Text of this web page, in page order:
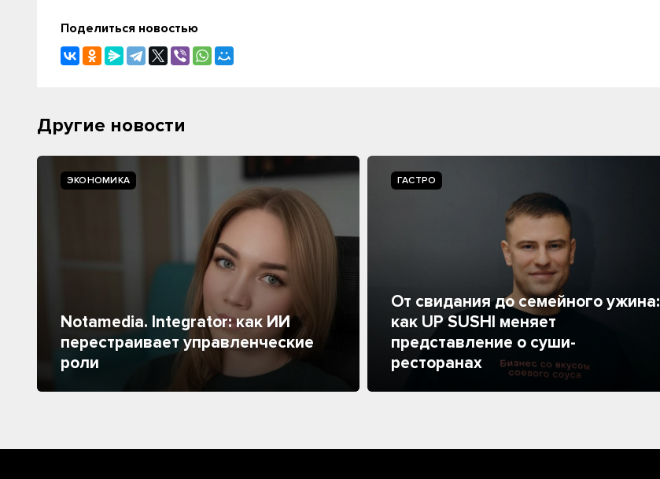
Поделиться новостью
Другие новости
ЭКОНОМИКА
Notamedia. Integrator: как ИИ
перестраивает управленческие
роли
ГАСТРО
От свидания до семейного ужина:
как UP SUSHI меняет
представление о суши-
ресторанах